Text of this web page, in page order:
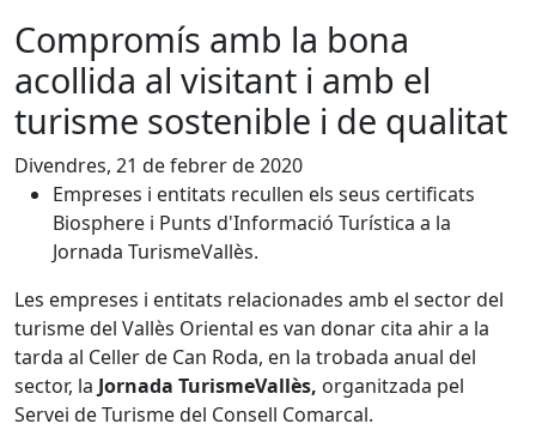
Compromís amb la bona
acollida al visitant i amb el
turisme sostenible i de qualitat
Divendres, 21 de febrer de 2020
Empreses i entitats recullen els seus certificats
Biosphere i Punts d'Informació Turística a la
Jornada TurismeVallès.
Les empreses i entitats relacionades amb el sector del
turisme del Vallès Oriental es van donar cita ahir a la
tarda al Celler de Can Roda, en la trobada anual del
sector, la Jornada TurismeVallès, organitzada pel
Servei de Turisme del Consell Comarcal.